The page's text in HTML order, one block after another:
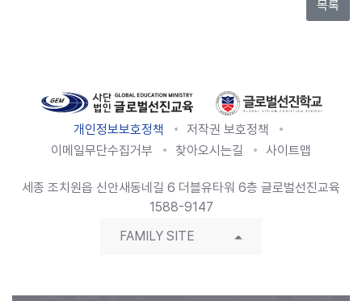
개인정보보호정책
저작권 보호정책
이메일무단수집거부
찾아오시는길 사이트맵
세종 조치원읍 신안새동네길 6 더블유타워 6층 글로벌선진교육
1588-9147
FAMILY SITE